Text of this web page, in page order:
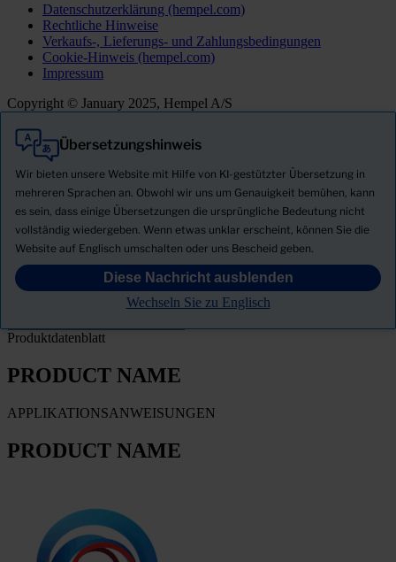
Datenschutzerklärung (hempel.com)
Rechtliche Hinweise
Verkaufs-, Lieferungs- und Zahlungsbedingungen
Cookie-Hinweis (hempel.com)
Impressum
Copyright © January 2025, Hempel A/S
Übersetzungshinweis
Wir bieten unsere Website mit Hilfe von KI-gestützter Übersetzung in
mehreren Sprachen an. Obwohl wir uns um Genauigkeit bemühen, kann
es sein, dass einige Übersetzungen die ursprüngliche Bedeutung nicht
vollständig wiedergeben. Wenn etwas unklar erscheint, können Sie die
Website auf Englisch umschalten oder uns Bescheid geben.
Diese Nachricht ausblenden
Wechseln Sie zu Englisch
Alle
Produkte
Sicherheitsdatenblatt herunterladen
PRODUCT NAME
FILTER
Produktdatenblatt
PRODUCT NAME
APPLIKATIONSANWEISUNGEN
PRODUCT NAME